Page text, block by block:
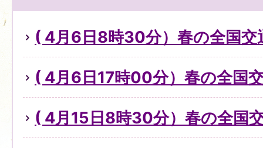
( 4月6日8時30分）春の全国交
( 4月6日17時00分）春の全国
( 4月15日8時30分）春の全国